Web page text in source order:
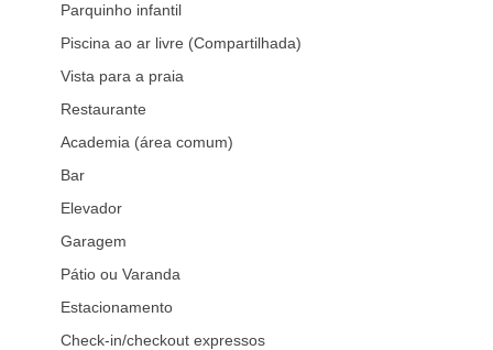
Parquinho infantil
Piscina ao ar livre (Compartilhada)
Vista para a praia
Restaurante
Academia (área comum)
Bar
Elevador
Garagem
Pátio ou Varanda
Estacionamento
Check-in/checkout expressos